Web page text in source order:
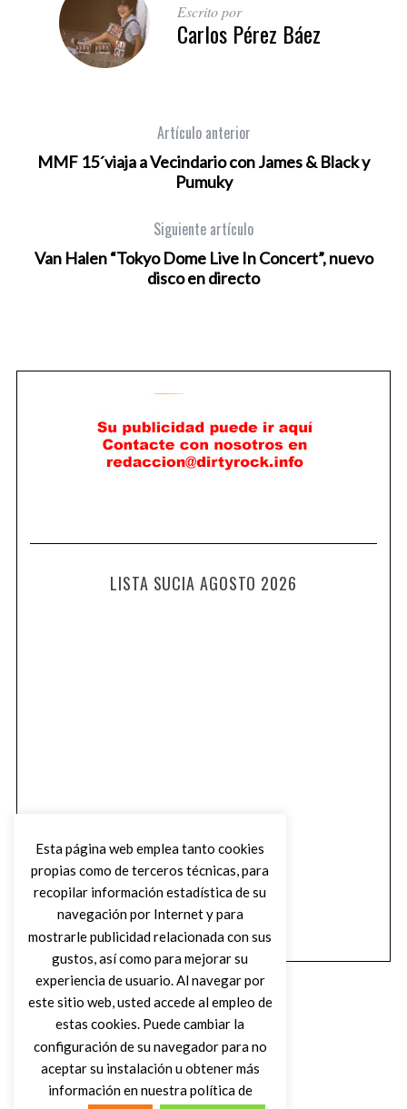
Escrito por
Carlos Pérez Báez
Artículo anterior
MMF 15´viaja a Vecindario con James & Black y
Pumuky
Siguiente artículo
Van Halen “Tokyo Dome Live In Concert”, nuevo
disco en directo
LISTA SUCIA AGOSTO 2026
Esta página web emplea tanto cookies
propias como de terceros técnicas, para
recopilar información estadística de su
navegación por Internet y para
mostrarle publicidad relacionada con sus
gustos, así como para mejorar su
experiencia de usuario. Al navegar por
este sitio web, usted accede al empleo de
estas cookies. Puede cambiar la
configuración de su navegador para no
aceptar su instalación u obtener más
información en nuestra política de